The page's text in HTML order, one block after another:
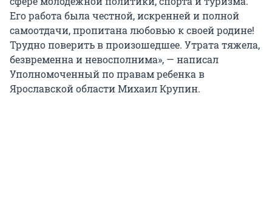
Его работа была честной, искренней и полной
самоотдачи, пропитана любовью к своей родине!
Трудно поверить в произошедшее. Утрата тяжела,
безвременна и невосполнима», — написал
Уполномоченный по правам ребенка в
Ярославской области Михаил Крупин.